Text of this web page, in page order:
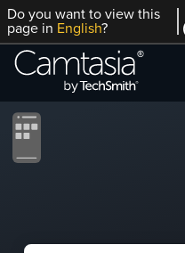
Direkt
zum
Inhalt
Do you want to view this
page in English?